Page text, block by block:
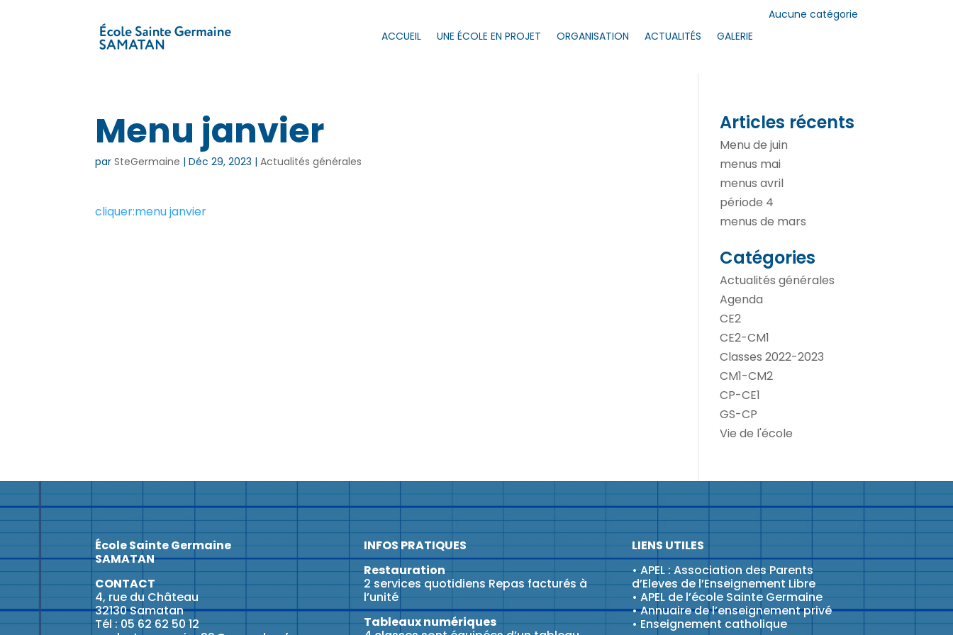
ACCUEIL UNE ÉCOLE EN PROJET ORGANISATION ACTUALITÉS GALERIE
Aucune catégorie
Menu janvier
parSteGermaine |Déc 29, 2023 |Actualités générales
cliquer:menu janvier
Articles récents
Menu de juin
menus mai
menus avril
période 4
menus de mars
Catégories
Actualités générales
Agenda
CE2
CE2-CM1
Classes 2022-2023
CM1-CM2
CP-CE1
GS-CP
Vie de l'école
École Sainte Germaine
SAMATAN
CONTACT
4, rue du Château
32130 Samatan
Tél : 05 62 62 50 12
INFOS PRATIQUES
Restauration
2 services quotidiens Repas facturés à
l’unité
Tableaux numériques
LIENS UTILES
•APEL : Association des Parents
d’Eleves de l’Enseignement Libre
• APEL de l’école Sainte Germaine
•Annuaire de l’enseignement privé
•Enseignement catholique